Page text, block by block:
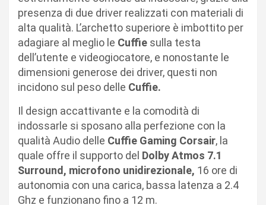
presenza di due driver realizzati con materiali di
alta qualità. L’archetto superiore è imbottito per
adagiare al meglio le Cuffie sulla testa
dell’utente e videogiocatore, e nonostante le
dimensioni generose dei driver, questi non
incidono sul peso delle Cuffie.
Il design accattivante e la comodità di
indossarle si sposano alla perfezione con la
qualità Audio delle Cuffie Gaming Corsair, la
quale offre il supporto del Dolby Atmos 7.1
Surround, microfono unidirezionale, 16 ore di
autonomia con una carica, bassa latenza a 2.4
Ghz e funzionano fino a 12 m.